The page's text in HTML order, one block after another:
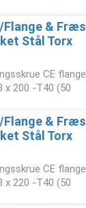
& Fræs
Stål Torx
CE flange
x 200 -T40 (50
& Fræs
Stål Torx
CE flange
x 220 -T40 (50